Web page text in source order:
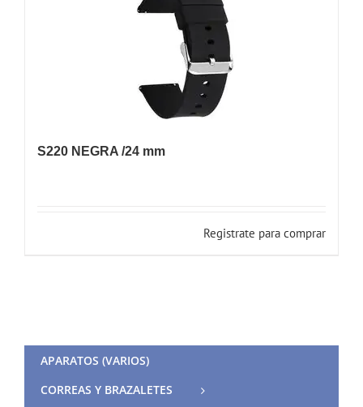
S220 NEGRA /24 mm
Registrate para comprar
APARATOS (VARIOS)
CORREAS Y BRAZALETES